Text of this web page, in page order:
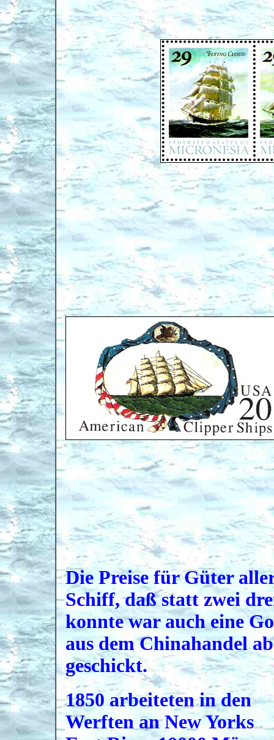
Die Preise für Güter
Schiff, daß statt zwei
konnte war auch eine
aus dem Chinahandel
geschickt.
1850 arbeiteten in den
Werften an New Yorks